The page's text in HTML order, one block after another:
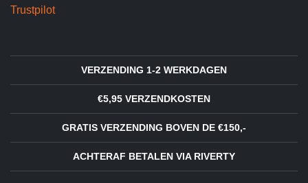
Trustpilot
VERZENDING 1-2 WERKDAGEN
€5,95 VERZENDKOSTEN
GRATIS VERZENDING BOVEN DE €150,-
ACHTERAF BETALEN VIA RIVERTY